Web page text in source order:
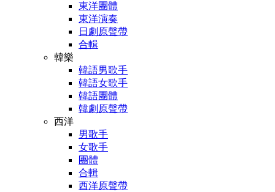
東洋團體
東洋演奏
日劇原聲帶
合輯
韓樂
韓語男歌手
韓語女歌手
韓語團體
韓劇原聲帶
西洋
男歌手
女歌手
團體
合輯
西洋原聲帶